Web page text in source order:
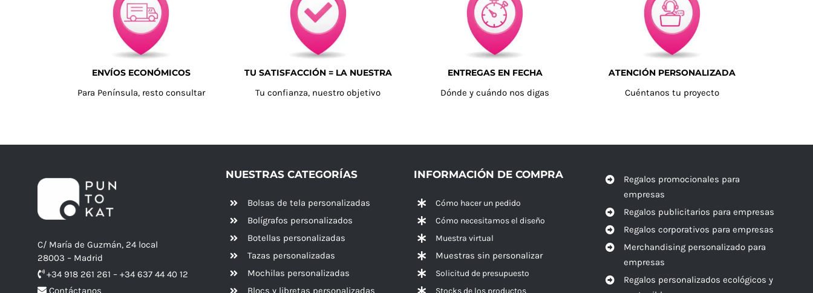
ENVÍOS ECONÓMICOS
Para Península, resto consultar
TU SATISFACCIÓN = LA NUESTRA
Tu confianza, nuestro objetivo
ENTREGAS EN FECHA
Dónde y cuándo nos digas
ATENCIÓN PERSONALIZADA
Cuéntanos tu proyecto
C/ María de Guzmán, 24 local
28003 – Madrid
+34 918 261 261 – +34 637 44 40 12
Contáctanos
NUESTRAS CATEGORÍAS
Bolsas de tela personalizadas
Bolígrafos personalizados
Botellas personalizadas
Tazas personalizadas
Mochilas personalizadas
Blocs y libretas personalizadas
INFORMACIÓN DE COMPRA
Cómo hacer un pedido
Cómo necesitamos el diseño
Muestra virtual
Muestras sin personalizar
Solicitud de presupuesto
Stocks de los productos
Regalos promocionales para
empresas
Regalos publicitarios para empresas
Regalos corporativos para empresas
Merchandising personalizado para
empresas
Regalos personalizados ecológicos y